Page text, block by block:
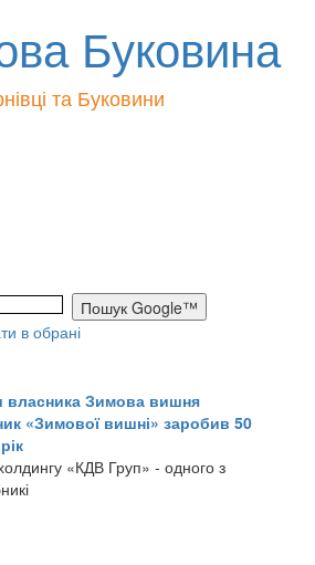
Буковина
та Буковини
в обрані
власника Зимова вишня
«Зимової вишні» заробив 50
«КДВ Груп» - одного з